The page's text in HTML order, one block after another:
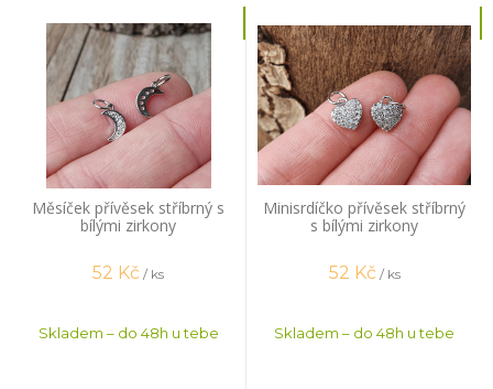
Měsíček přívěsek stříbrný s
bílými zirkony
52 Kč / ks
Skladem – do 48h u tebe
Minisrdíčko přívěsek stříbrný
s bílými zirkony
52 Kč / ks
Skladem – do 48h u tebe